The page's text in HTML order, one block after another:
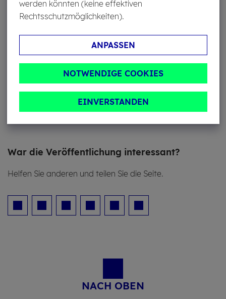
werden könnten (keine effektiven
Rechtsschutzmöglichkeiten).
ANPASSEN
NOTWENDIGE COOKIES
EINVERSTANDEN
Pres­se­kon­takt
Sabine Gemballa
War die Ver­öf­fent­li­chung in­ter­es­sant?
Helfen Sie anderen und teilen Sie die Seite.
NACH OBEN